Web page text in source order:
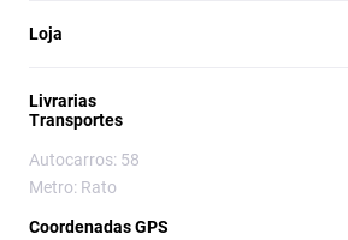
Loja
Livrarias
Transportes
Autocarros: 58
Metro: Rato
Coordenadas GPS